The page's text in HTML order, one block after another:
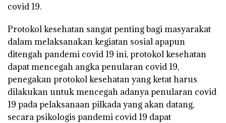
covid 19.
Protokol kesehatan sangat penting bagi masyarakat
dalam melaksanakan kegiatan sosial apapun
ditengah pandemi covid 19 ini, protokol kesehatan
dapat mencegah angka penularan covid 19,
penegakan protokol kesehatan yang ketat harus
dilakukan untuk mencegah adanya penularan covid
19 pada pelaksanaan pilkada yang akan datang,
secara psikologis pandemi covid 19 dapat